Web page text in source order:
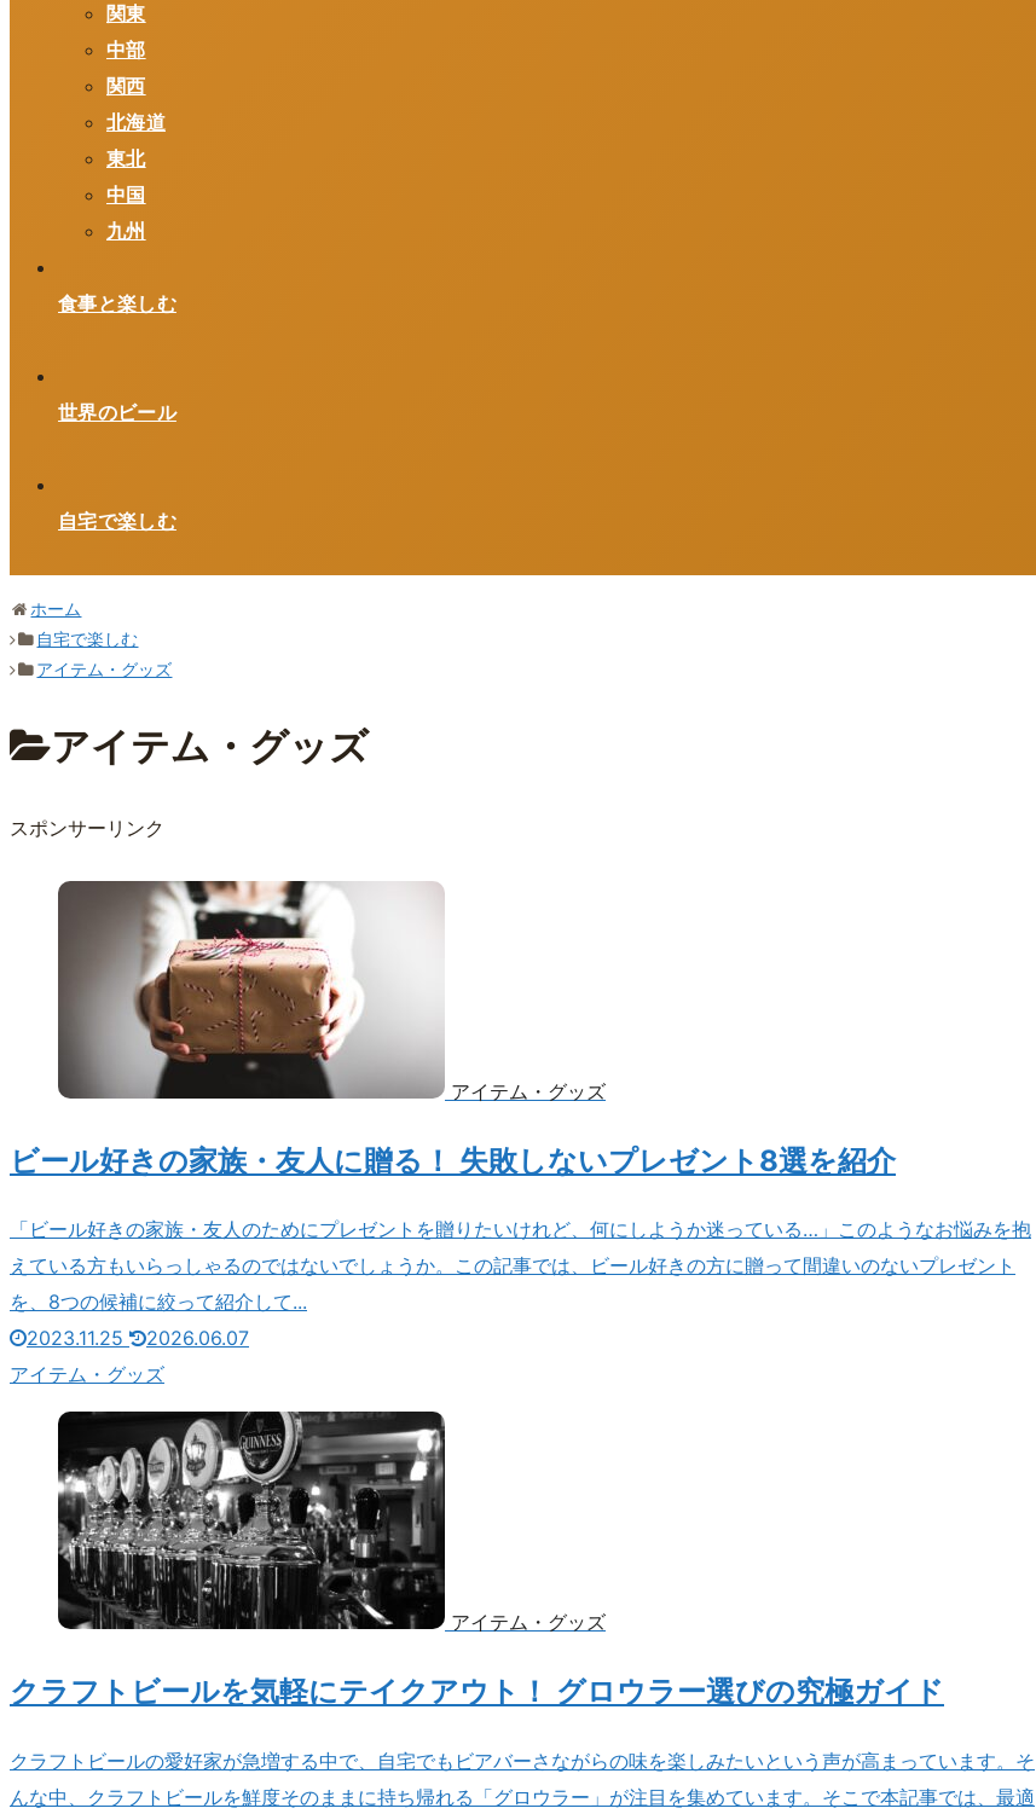
関東
中部
関西
北海道
東北
中国
九州
食事と楽しむ
世界のビール
自宅で楽しむ
ホーム
自宅で楽しむ
アイテム・グッズ
アイテム・グッズ
スポンサーリンク
アイテム・グッズ
ビール好きの家族・友人に贈る！ 失敗しないプレゼント8選を紹介
「ビール好きの家族・友人のためにプレゼントを贈りたいけれど、何にしようか迷っている…」このようなお悩みを抱
えている方もいらっしゃるのではないでしょうか。この記事では、ビール好きの方に贈って間違いのないプレゼント
を、8つの候補に絞って紹介して...
2023.11.25
2026.06.07
アイテム・グッズ
アイテム・グッズ
クラフトビールを気軽にテイクアウト！ グロウラー選びの究極ガイド
クラフトビールの愛好家が急増する中で、自宅でもビアバーさながらの味を楽しみたいという声が高まっています。そ
んな中、クラフトビールを鮮度そのままに持ち帰れる「グロウラー」が注目を集めています。そこで本記事では、最適